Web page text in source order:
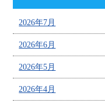
2026年7月
2026年6月
2026年5月
2026年4月